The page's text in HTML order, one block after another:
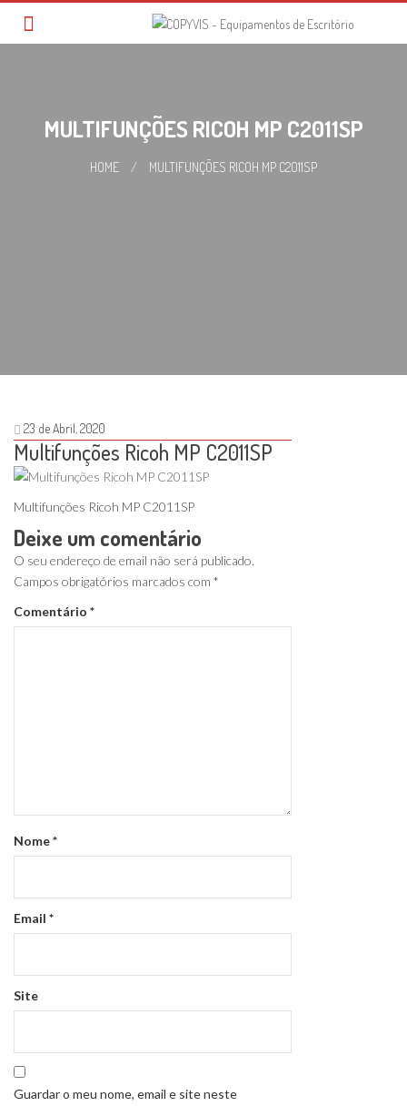
MULTIFUNÇÕES RICOH MP C2011SP
HOME / MULTIFUNÇÕES RICOH MP C2011SP
23 de Abril, 2020
Multifunções Ricoh MP C2011SP
Multifunções Ricoh MP C2011SP
Deixe um comentário
O seu endereço de email não será publicado.
Campos obrigatórios marcados com *
Comentário *
Nome*
Email *
Site
Guardar o meu nome, email e site neste